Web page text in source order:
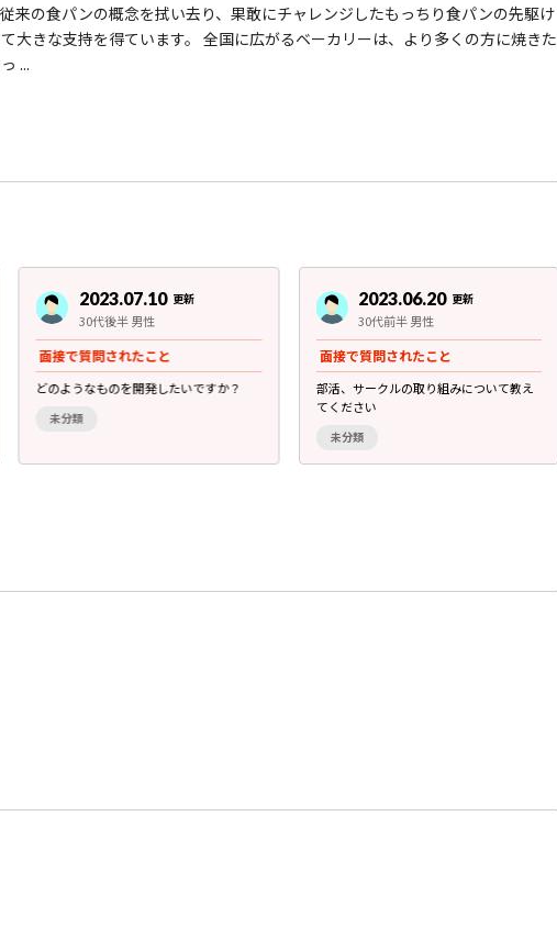
来の食パンの概念を拭い去り、果敢にチャレンジしたもっちり食パンの先駆け
大きな支持を得ています。 全国に広がるベーカリーは、より多くの方に焼きた
...
2023.07.10 更新
30代後半 男性
面接で質問されたこと
どのようなものを開発したいですか？
未分類
2023.06.20 更新
30代前半 男性
面接で質問されたこと
部活、サークルの取り組みについて教え
てください
未分類